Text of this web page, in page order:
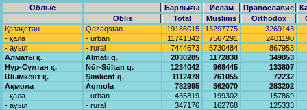
Облыс Барлығы Ислам Православие
Oblıs
Total Muslims Orthodox
Қазақстан
Qаzаqstаn 19186015 13297775
3269143
- қала
- urban 11741342 7567291
2401190
- ауыл
- rural 7444673 5730484
867953
Алматы қ.
Almаtı q. 2030285 1172838
349853
Нұр-Сұлтан қ.
Nūr-Sūltаn q. 1234042 968445
133807
Шымкент қ.
Şımkent q. 1112478 761055
72232
Ақмола
Aqmolа 782995 362070
283202
- қала
- urban 435819 199302
157869
- ауыл
- rural 347176 162768
125333